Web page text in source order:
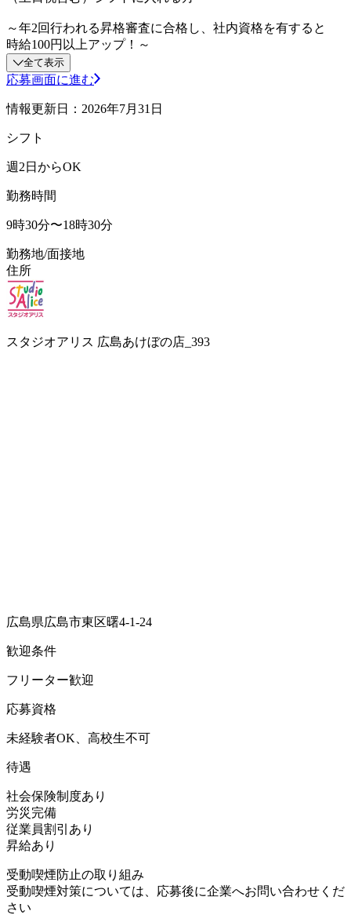
～年2回行われる昇格審査に合格し、社内資格を有すると
時給100円以上アップ！～
全て表示
応募画面に進む
情報更新日：2026年7月31日
シフト
週2日からOK
勤務時間
9時30分〜18時30分
勤務地/面接地
住所
スタジオアリス 広島あけぼの店_393
広島県広島市東区曙4-1-24
歓迎条件
フリーター歓迎
応募資格
未経験者OK、高校生不可
待遇
社会保険制度あり
労災完備
従業員割引あり
昇給あり
受動喫煙防止の取り組み
受動喫煙対策については、応募後に企業へお問い合わせくだ
さい